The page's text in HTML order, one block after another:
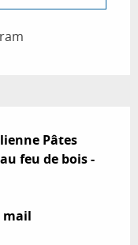
Pâtes
feu de bois -
mail